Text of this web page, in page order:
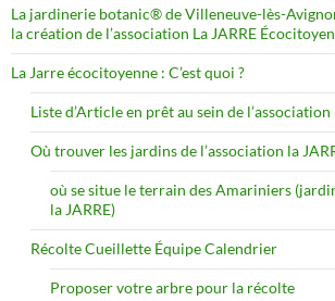
La jardinerie botanic® de Villeneuve-lès-
la création de l’association La JARRE
La Jarre écocitoyenne : C’est quoi ?
Liste d’Article en prêt au sein de l’association
Où trouver les jardins de l’association la
où se situe le terrain des Amariniers
la JARRE)
Récolte Cueillette Équipe Calendrier
Proposer votre arbre pour la récolte